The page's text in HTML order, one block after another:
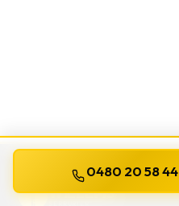
WILLEMS
0480 20 58 44